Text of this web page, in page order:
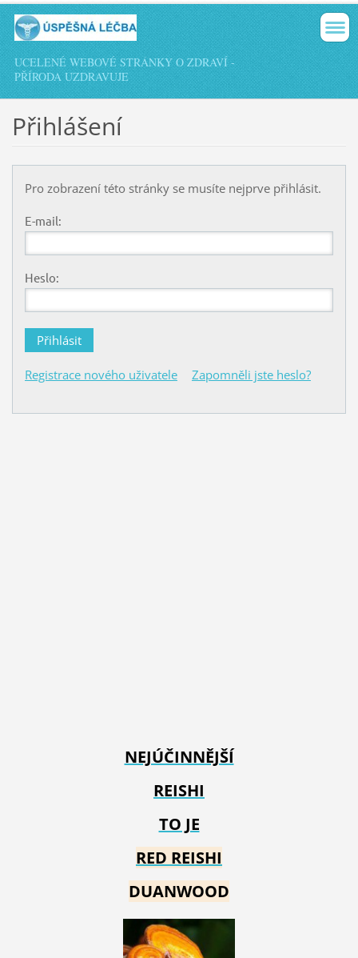
UCELENÉ WEBOVÉ STRÁNKY O ZDRAVÍ -
PŘÍRODA UZDRAVUJE
Přihlášení
Pro zobrazení této stránky se musíte nejprve přihlásit.
E-mail:
Heslo:
Registrace nového uživatele Zapomněli jste heslo?
NEJÚČINNĚJŠÍ
REISHI
TO JE
RED REISHI
DUANWOOD